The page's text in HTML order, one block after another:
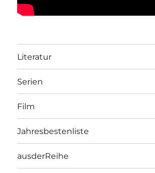
Literatur
Serien
Film
Jahresbestenliste
ausderReihe